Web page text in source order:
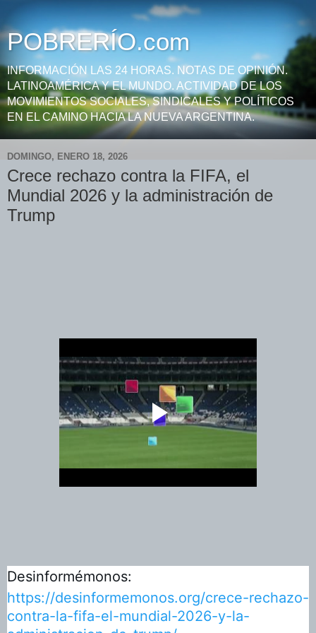
POBRERÍO.com
INFORMACIÓN LAS 24 HORAS. NOTAS DE OPINIÓN.
LATINOAMÉRICA Y EL MUNDO. ACTIVIDAD DE LOS
MOVIMIENTOS SOCIALES, SINDICALES Y POLÍTICOS
EN EL CAMINO HACIA LA NUEVA ARGENTINA.
DOMINGO, ENERO 18, 2026
Crece rechazo contra la FIFA, el
Mundial 2026 y la administración de
Trump
Desinformémonos:
https://desinformemonos.org/crece-rechazo-
contra-la-fifa-el-mundial-2026-y-la-